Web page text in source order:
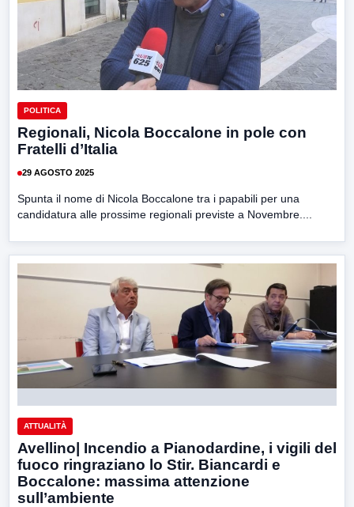
POLITICA
Regionali, Nicola Boccalone in pole con
Fratelli d’Italia
29 AGOSTO 2025
Spunta il nome di Nicola Boccalone tra i papabili per una
candidatura alle prossime regionali previste a Novembre....
ATTUALITÀ
Avellino| Incendio a Pianodardine, i vigili del
fuoco ringraziano lo Stir. Biancardi e
Boccalone: massima attenzione
sull’ambiente